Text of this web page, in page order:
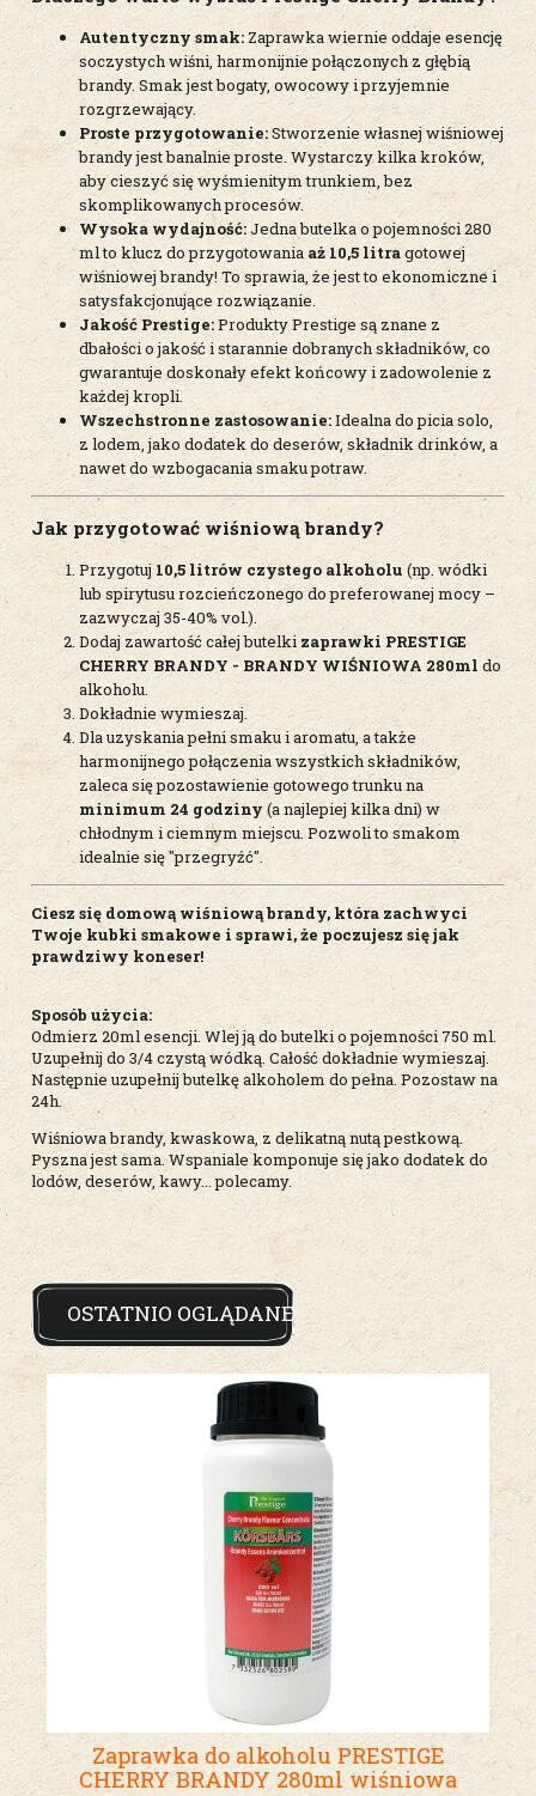
Autentyczny smak: Zaprawka wiernie oddaje esencję
soczystych wiśni, harmonijnie połączonych z głębią
brandy. Smak jest bogaty, owocowy i przyjemnie
rozgrzewający.
Proste przygotowanie:Stworzenie własnej wiśniowej
brandy jest banalnie proste. Wystarczy kilka kroków,
aby cieszyć się wyśmienitym trunkiem, bez
skomplikowanych procesów.
Wysoka wydajność:Jedna butelka o pojemności 280
ml to klucz do przygotowania aż 10,5 litragotowej
wiśniowej brandy! To sprawia, że jest to ekonomiczne i
satysfakcjonujące rozwiązanie.
Jakość Prestige:Produkty Prestige są znane z
dbałości o jakość i starannie dobranych składników, co
gwarantuje doskonały efekt końcowy i zadowolenie z
każdej kropli.
Wszechstronne zastosowanie:Idealna do picia solo,
z lodem, jako dodatek do deserów, składnik drinków, a
nawet do wzbogacania smaku potraw.
Jak przygotować wiśniową brandy?
Przygotuj 10,5 litrów czystego alkoholu(np. wódki
lub spirytusu rozcieńczonego do preferowanej mocy –
zazwyczaj 35-40% vol.).
Dodaj zawartość całej butelki zaprawki PRESTIGE
CHERRY BRANDY - BRANDY WIŚNIOWA 280ml do
alkoholu.
Dokładnie wymieszaj.
Dla uzyskania pełni smaku i aromatu, a także
harmonijnego połączenia wszystkich składników,
zaleca się pozostawienie gotowego trunku na
minimum 24 godziny (a najlepiej kilka dni) w
chłodnym i ciemnym miejscu. Pozwoli to smakom
idealnie się "przegryźć".
Ciesz się domową wiśniową brandy, która zachwyci
Twoje kubki smakowe i sprawi, że poczujesz się jak
prawdziwy koneser!
Sposób użycia:
Odmierz 20ml esencji. Wlej ją do butelki o pojemności 750 ml.
Uzupełnij do 3/4 czystą wódką. Całość dokładnie wymieszaj.
Następnie uzupełnij butelkę alkoholem do pełna. Pozostaw na
24h.
Wiśniowa brandy, kwaskowa, z delikatną nutą pestkową.
Pyszna jest sama. Wspaniale komponuje się jako dodatek do
lodów, deserów, kawy... polecamy.
OSTATNIO OGLĄDANE
Zaprawka do alkoholu PRESTIGE
CHERRY BRANDY 280ml wiśniowa